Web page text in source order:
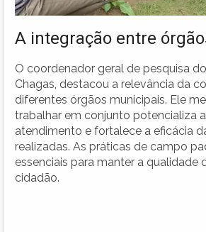
A integração entre
O coordenador geral de pesquisa
Chagas, destacou a relevância da
diferentes órgãos municipais. Ele
trabalhar em conjunto potencializa
atendimento e fortalece a eficácia
realizadas. As práticas de campo
essenciais para manter a qualidade
cidadão.